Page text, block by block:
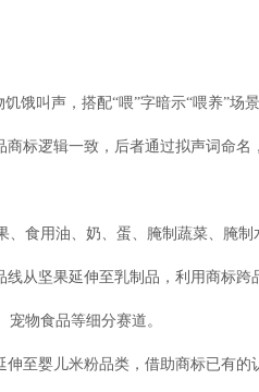
饿叫声，搭配“喂”字暗示“喂养”场
标逻辑一致，后者通过拟声词命名
、食用油、奶、蛋、腌制蔬菜、腌
从坚果延伸至乳制品，利用商标跨
物食品等细分赛道。
至婴儿米粉品类，借助商标已有的